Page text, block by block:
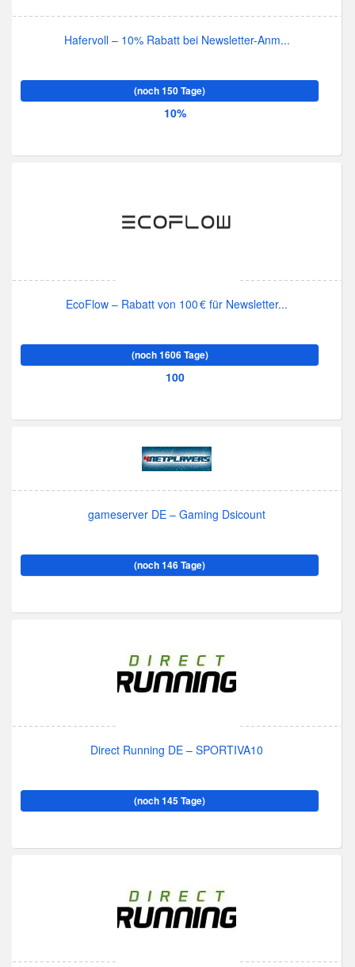
Hafervoll – 10% Rabatt bei Newsletter-Anm...
(noch 150 Tage)
10%
EcoFlow – Rabatt von 100 € für Newsletter...
(noch 1606 Tage)
100
gameserver DE – Gaming Dsicount
(noch 146 Tage)
Direct Running DE – SPORTIVA10
(noch 145 Tage)